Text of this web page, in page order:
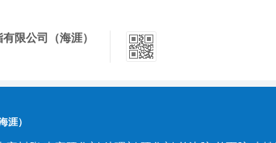
限公司（海涯）
涯）